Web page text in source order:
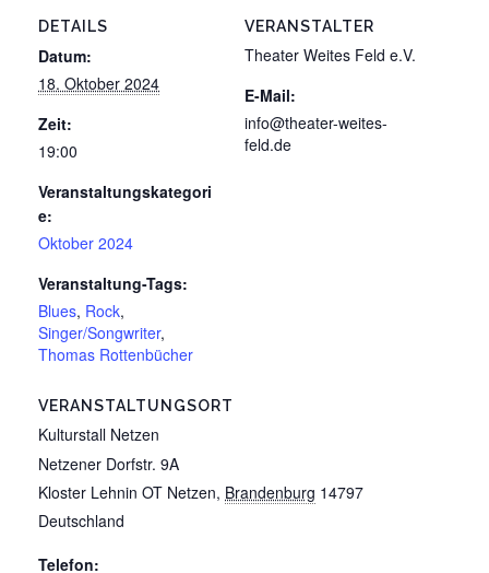
DETAILS
Datum:
18. Oktober 2024
Zeit:
19:00
Veranstaltungskategori
e:
Oktober 2024
Veranstaltung-Tags:
Blues, Rock,
Singer/Songwriter,
Thomas Rottenbücher
VERANSTALTUNGSORT
Kulturstall Netzen
Netzener Dorfstr. 9A
Kloster Lehnin OT Netzen, Brandenburg 14797
Deutschland
Telefon:
VERANSTALTER
Theater Weites Feld e.V.
E-Mail:
info@theater-weites-
feld.de